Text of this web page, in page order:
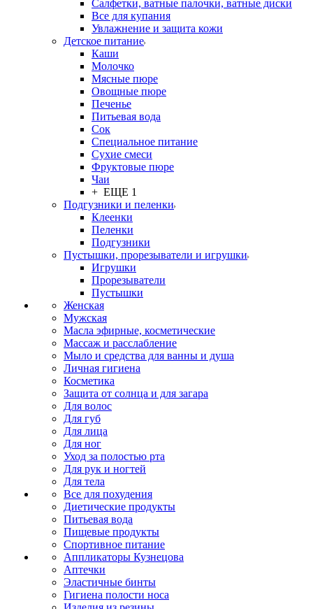
Салфетки, ватные палочки, ватные диски
Все для купания
Увлажнение и защита кожи
Детское питание
Каши
Молочко
Мясные пюре
Овощные пюре
Печенье
Питьевая вода
Сок
Специальное питание
Сухие смеси
Фруктовые пюре
Чаи
+ ЕЩЕ 1
Подгузники и пеленки
Клеенки
Пеленки
Подгузники
Пустышки, прорезыватели и игрушки
Игрушки
Прорезыватели
Пустышки
Женская
Мужская
Масла эфирные, косметические
Массаж и расслабление
Мыло и средства для ванны и душа
Личная гигиена
Косметика
Защита от солнца и для загара
Для волос
Для губ
Для лица
Для ног
Уход за полостью рта
Для рук и ногтей
Для тела
Все для похудения
Диетические продукты
Питьевая вода
Пищевые продукты
Спортивное питание
Аппликаторы Кузнецова
Аптечки
Эластичные бинты
Гигиена полости носа